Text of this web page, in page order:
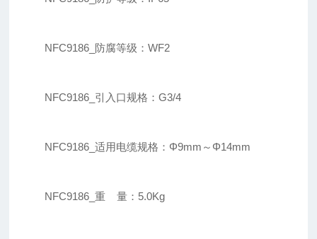
NFC9186_防腐等级：WF2
NFC9186_引入口规格：G3/4
NFC9186_适用电缆规格：Φ9mm～Φ14mm
NFC9186_重 量：5.0Kg